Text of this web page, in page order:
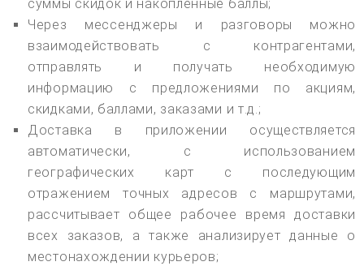
суммы скидок и накопленные баллы;
Через мессенджеры и разговоры можно
взаимодействовать с контрагентами,
отправлять и получать необходимую
информацию с предложениями по акциям,
скидками, баллами, заказами и т.д.;
Доставка в приложении осуществляется
автоматически, с использованием
географических карт с последующим
отражением точных адресов с маршрутами,
рассчитывает общее рабочее время доставки
всех заказов, а также анализирует данные о
местонахождении курьеров;